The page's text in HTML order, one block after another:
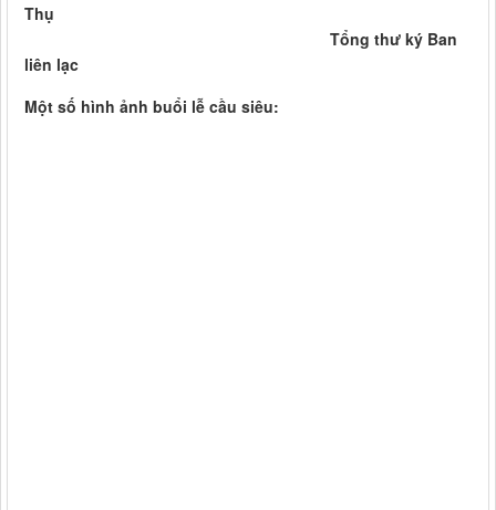
Thụ
Tổng thư ký Ban
liên lạc
Một số hình ảnh buổi lễ cầu siêu: